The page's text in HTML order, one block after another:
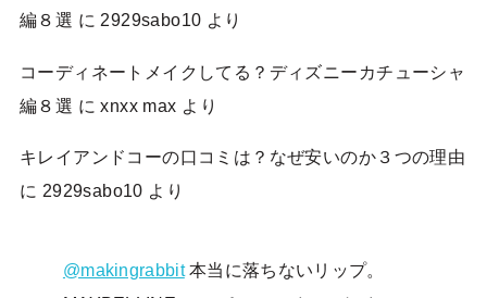
編８選 に 2929sabo10 より
コーディネートメイクしてる？ディズニーカチューシャ
編８選 にxnxx max より
キレイアンドコーの口コミは？なぜ安いのか３つの理由
に 2929sabo10 より
@makingrabbit本当に落ちないリップ。